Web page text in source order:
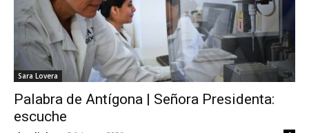
Sara Lovera
Palabra de Antígona | Señora Presidenta:
escuche